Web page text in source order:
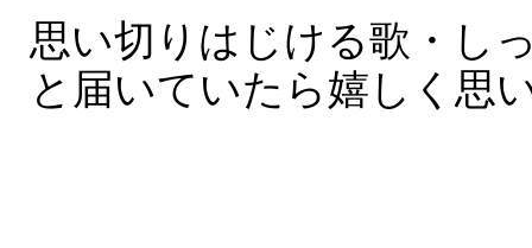
思い切りはじける歌・し
と届いていたら嬉しく思